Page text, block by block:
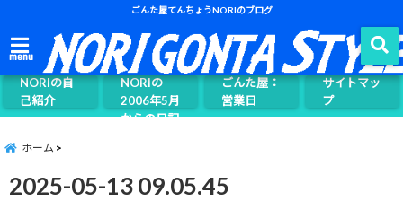
ごんた屋てんちょうNORIのブログ
menu
NORIの自
己紹介
ごんた屋て
んちょう
NORIの
2006年5月
からの日記
ごんた屋：
営業日
サイトマッ
プ
ホーム
2025-05-13 09.05.45